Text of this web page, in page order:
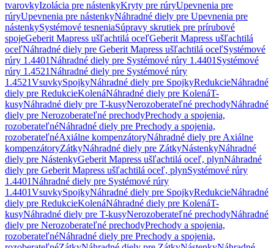
tvarovkyIzolácia pre nástenkyKryty pre rúryUpevnenia pre
rúryUpevnenia pre nástenkyNáhradné diely pre Upevnenia pre
nástenkySystémové tesneniaSúpravy skrutiek pre prírubové
spojeGeberit Mapress ušľachtilá oceľGeberit Mapress ušľachtilá
oceľNáhradné diely pre Geberit Mapress ušľachtilá oceľSystémové
rúry 1.4401Náhradné diely pre Systémové rúry 1.4401 Systémové
rúry 1.4521Náhradné diely pre Systémové rúry
1.4521VsuvkySpojkyNáhradné diely pre SpojkyRedukcieNáhradné
diely pre RedukcieKolenáNáhradné diely pre KolenáT-
kusyNáhradné diely pre T-kusyNerozoberateľné prechodyNáhradné
diely pre Nerozoberateľné prechodyPrechody a spojenia,
rozoberateľnéNáhradné diely pre Prechody a spojenia,
rozoberateľnéAxiálne kompenzátoryNáhradné diely pre Axiálne
kompenzátoryZátkyNáhradné diely pre ZátkyNástenkyNáhradné
diely pre NástenkyGeberit Mapress ušľachtilá oceľ, plynNáhradné
diely pre Geberit Mapress ušľachtilá oceľ, plynSystémové rúry
1.4401Náhradné diely pre Systémové rúry
1.4401VsuvkySpojkyNáhradné diely pre SpojkyRedukcieNáhradné
diely pre RedukcieKolenáNáhradné diely pre KolenáT-
kusyNáhradné diely pre T-kusyNerozoberateľné prechodyNáhradné
diely pre Nerozoberateľné prechodyPrechody a spojenia,
rozoberateľnéNáhradné diely pre Prechody a spojenia,